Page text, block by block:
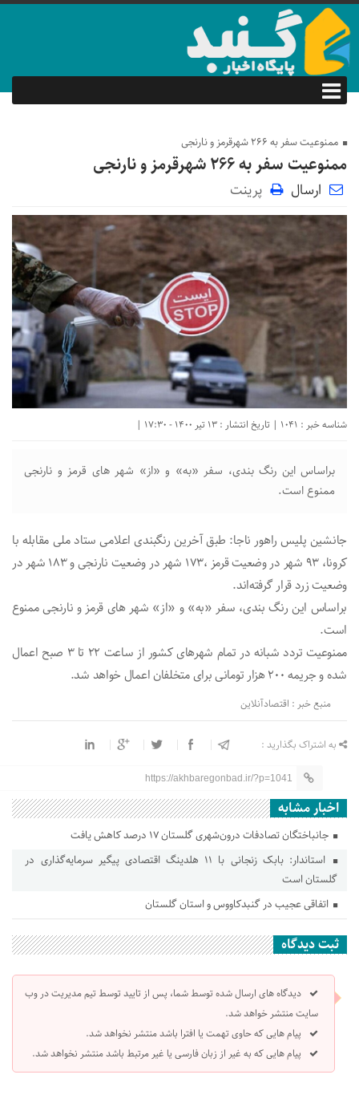
ممنوعیت سفر به ۲۶۶ شهرقرمز و نارنجی
ممنوعیت سفر به ۲۶۶ شهرقرمز و نارنجی
ارسال پرینت
شناسه خبر : 1041 | تاریخ انتشار : 13 تیر 1400 - 17:30 |
براساس این رنگ بندی، سفر «به» و «از» شهر های قرمز و نارنجی
ممنوع است.
جانشین پلیس راهور ناجا: طبق آخرین رنگبندی اعلامی ستاد ملی مقابله با
کرونا، ۹۳ شهر در وضعیت قرمز ،۱۷۳ شهر در وضعیت نارنجی و ۱۸۳ شهر در
وضعیت زرد قرار گرفته‌اند.
براساس این رنگ بندی، سفر «به» و «از» شهر های قرمز و نارنجی ممنوع
است.
ممنوعیت تردد شبانه در تمام شهرهای کشور از ساعت ۲۲ تا ۳ صبح اعمال
شده و جریمه ۲۰۰ هزار تومانی برای متخلفان اعمال خواهد شد.
منبع خبر : اقتصادآنلاین
به اشتراک بگذارید :
https://akhbaregonbad.ir/?p=1041
اخبار مشابه
جانباختگان تصادفات درون‌شهری گلستان ۱۷ درصد کاهش یافت
استاندار: بابک زنجانی با ۱۱ هلدینگ اقتصادی پیگیر سرمایه‌گذاری در
گلستان است
اتفاقی عجیب در‌ گنبدکاووس و استان گلستان
ثبت دیدگاه
دیدگاه های ارسال شده توسط شما، پس از تایید توسط تیم مدیریت در وب
سایت منتشر خواهد شد.
پیام هایی که حاوی تهمت یا افترا باشد منتشر نخواهد شد.
پیام هایی که به غیر از زبان فارسی یا غیر مرتبط باشد منتشر نخواهد شد.